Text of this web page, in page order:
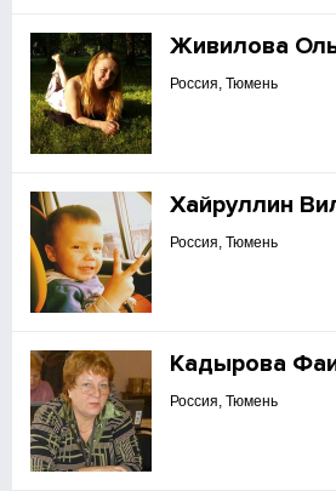
Живилова
Россия, Тюмень
Хайруллин
Россия, Тюмень
Кадырова
Россия, Тюмень